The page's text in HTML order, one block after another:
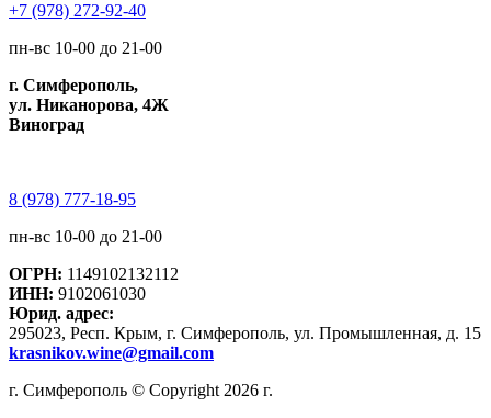
+7 (978) 272-92-40
пн-вс 10-00 до 21-00
г. Симферополь,
ул. Никанорова, 4Ж
Виноград
8 (978) 777-18-95
пн-вс 10-00 до 21-00
ОГРН: 1149102132112
ИНН: 9102061030
Юрид. адрес:
295023, Респ. Крым, г. Симферополь, ул. Промышленная, д. 15
krasnikov.wine@gmail.com
г. Симферополь © Copyright 2026 г.